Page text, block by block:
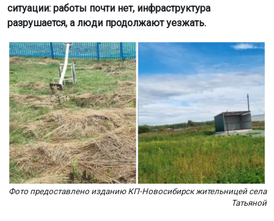
ситуации: работы почти нет, инфраструктура
разрушается, а люди продолжают уезжать.
Фото предоставлено изданию КП-Новосибирск жительницей села
Татьяной